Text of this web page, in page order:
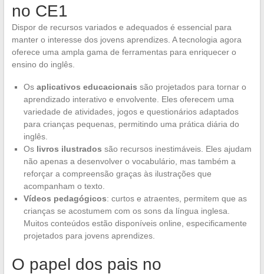
no CE1
Dispor de recursos variados e adequados é essencial para
manter o interesse dos jovens aprendizes. A tecnologia agora
oferece uma ampla gama de ferramentas para enriquecer o
ensino do inglês.
Os aplicativos educacionais são projetados para tornar o
aprendizado interativo e envolvente. Eles oferecem uma
variedade de atividades, jogos e questionários adaptados
para crianças pequenas, permitindo uma prática diária do
inglês.
Os livros ilustrados são recursos inestimáveis. Eles ajudam
não apenas a desenvolver o vocabulário, mas também a
reforçar a compreensão graças às ilustrações que
acompanham o texto.
Vídeos pedagógicos: curtos e atraentes, permitem que as
crianças se acostumem com os sons da língua inglesa.
Muitos conteúdos estão disponíveis online, especificamente
projetados para jovens aprendizes.
O papel dos pais no